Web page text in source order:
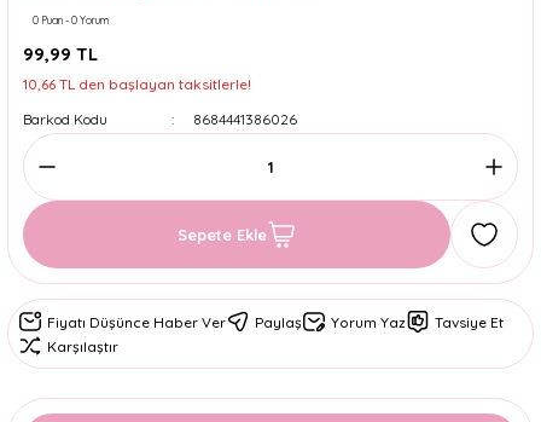
0 Puan - 0 Yorum
99,99 TL
10,66 TL den başlayan taksitlerle!
Barkod Kodu
8684441386026
Sepete Ekle
Fiyatı Düşünce Haber Ver Paylaş Yorum Yaz
Tavsiye Et
Karşılaştır